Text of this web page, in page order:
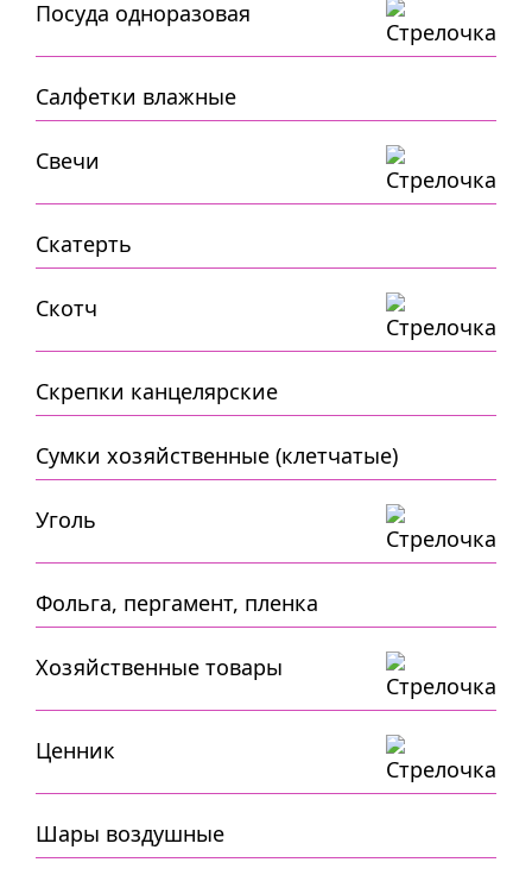
Посуда одноразовая
Салфетки влажные
Свечи
Скатерть
Скотч
Скрепки канцелярские
Сумки хозяйственные (клетчатые)
Уголь
Фольга, пергамент, пленка
Хозяйственные товары
Ценник
Шары воздушные